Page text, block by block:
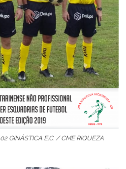
GINÁSTICA E.C. / CME RIQUEZA